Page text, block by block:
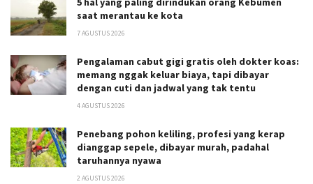
saat merantau ke kota
7 AGUSTUS 2026
Pengalaman cabut gigi gratis oleh dokter koas:
memang nggak keluar biaya, tapi dibayar
dengan cuti dan jadwal yang tak tentu
4 AGUSTUS 2026
Penebang pohon keliling, profesi yang kerap
dianggap sepele, dibayar murah, padahal
taruhannya nyawa
2 AGUSTUS 2026